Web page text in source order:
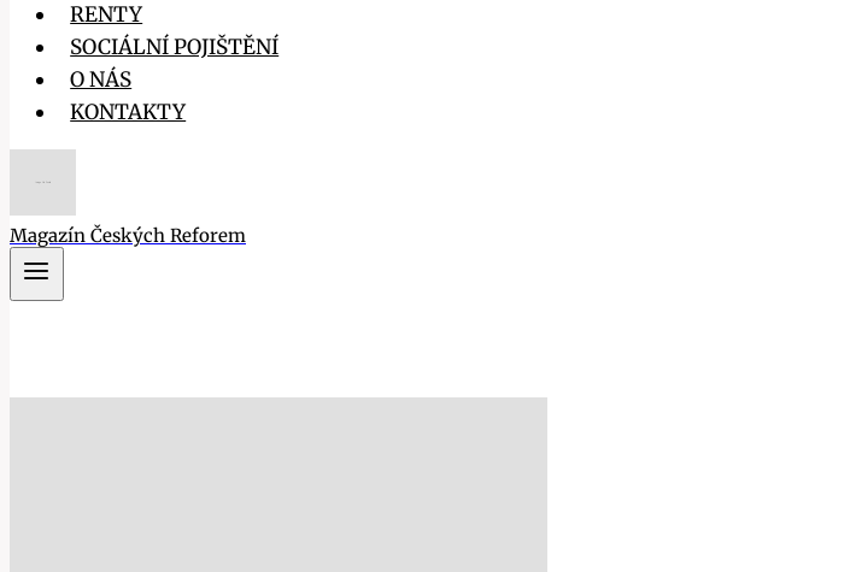
RENTY
SOCIÁLNÍ POJIŠTĚNÍ
O NÁS
KONTAKTY
Magazín Českých Reforem